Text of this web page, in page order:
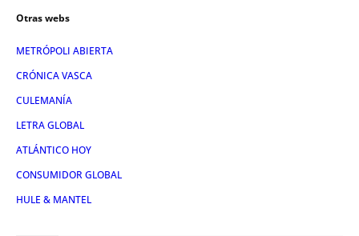
Otras webs
METRÓPOLI ABIERTA
CRÓNICA VASCA
CULEMANÍA
LETRA GLOBAL
ATLÁNTICO HOY
CONSUMIDOR GLOBAL
HULE & MANTEL